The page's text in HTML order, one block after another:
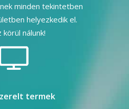
minden tekintetben
helyezkedik el.
körül nálunk!
termek